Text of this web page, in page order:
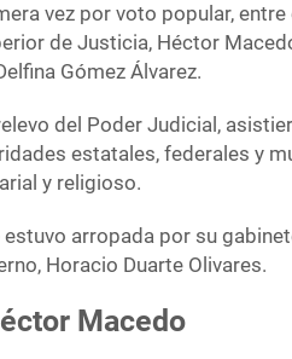
vez por voto popular,
de Justicia, Héctor
Gómez Álvarez.
del Poder Judicial,
estatales, federales y
y religioso.
arropada por su
Horacio Duarte Olivares.
Macedo